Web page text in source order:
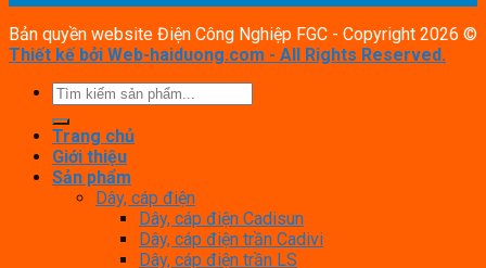
Bản quyền website Điện Công Nghiệp FGC - Copyright 2026 ©
Thiết kế bởi Web-haiduong.com - All Rights Reserved.
Trang chủ
Giới thiệu
Sản phẩm
Dây, cáp điện
Dây, cáp điện Cadisun
Dây, cáp điện trần Cadivi
Dây, cáp điện trần LS